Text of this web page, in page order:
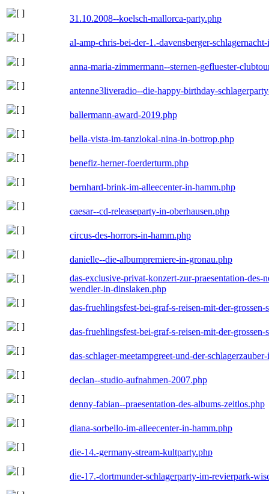
31.10.2008--koelsch-mallorca-party.php
al-amp-chris-bei-der-1.-davensberger-
anna-maria-zimmermann--sternen-gefluester-
antenne3liveradio--die-happy-birthday-
ballermann-award-2019.php
bella-vista-im-tanzlokal-nina-in-bottrop.php
benefiz-herner-foerderturm.php
bernhard-brink-im-alleecenter-in-hamm.php
caesar--cd-releaseparty-in-oberhausen.php
circus-des-horrors-in-hamm.php
danielle--die-albumpremiere-in-gronau.php
das-exclusive-privat-konzert-zur-praesentation-
wendler-in-dinslaken.php
das-fruehlingsfest-bei-graf-s-reisen-mit-der-
das-fruehlingsfest-bei-graf-s-reisen-mit-der-
das-schlager-meetampgreet-und-der-
declan--studio-aufnahmen-2007.php
denny-fabian--praesentation-des-albums-zeitlos.php
diana-sorbello-im-alleecenter-in-hamm.php
die-14.-germany-stream-kultparty.php
die-17.-dortmunder-schlagerparty-im-revierpark-